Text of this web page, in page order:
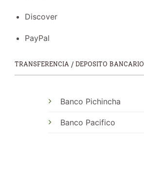
Discover
PayPal
TRANSFERENCIA / DEPOSITO BANCARIO
Banco Pichincha
Banco Pacifico